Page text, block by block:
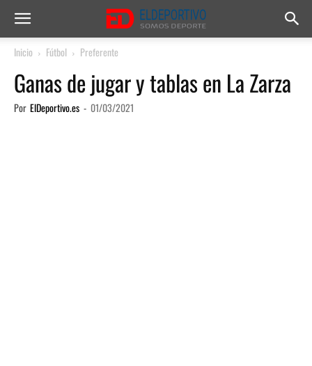
Inicio Fútbol Preferente
Ganas de jugar y tablas en La Zarza
Por ElDeportivo.es - 01/03/2021